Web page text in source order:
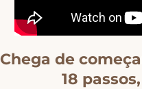
Chega de
18